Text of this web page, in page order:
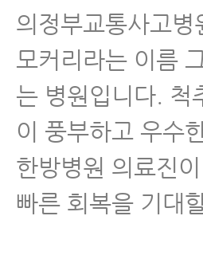
의정부교통사고
모커리라는 이름
는 병원입니다. 척
이 풍부하고 우수
한방병원 의료진
빠른 회복을 기대